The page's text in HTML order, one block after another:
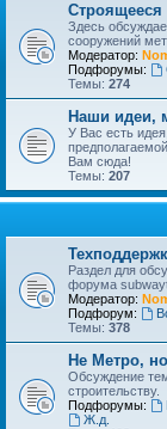
Строящееся
Здесь
сооружений
Модератор:
Подфорумы:
Темы: 274
Наши идеи,
У Вас есть
Вам сюда!
Темы: 207
Раздел для
форума
Модератор:
Подфорум:
Темы: 378
Не Метро,
Обсуждение
строительству.
Подфорумы:
Ж.д.